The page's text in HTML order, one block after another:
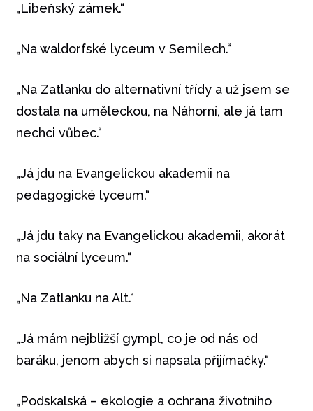
„Libeňský zámek.“
„Na waldorfské lyceum v Semilech.“
„Na Zatlanku do alternativní třídy a už jsem se
dostala na uměleckou, na Náhorní, ale já tam
nechci vůbec.“
„Já jdu na Evangelickou akademii na
pedagogické lyceum.“
„Já jdu taky na Evangelickou akademii, akorát
na sociální lyceum.“
„Na Zatlanku na Alt.“
„Já mám nejbližší gympl, co je od nás od
baráku, jenom abych si napsala přijímačky.“
„Podskalská – ekologie a ochrana životního